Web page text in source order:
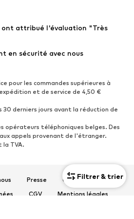
Filtrer & trier
Exclusif
Tendance
Bottines
Bottes
Chaussures basses
Ballerines
ont attribué l'évaluation "Très
en sécurité avec nous
pour les commandes supérieures à
et de service de 4,50 €
30 derniers jours avant la réduction de
opérateurs téléphoniques belges. Des
appels provenant de l'étranger.
la TVA.
Presse
Carrières
CGV
Mentions légales